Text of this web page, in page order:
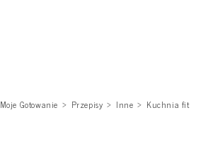
Moje Gotowanie Przepisy Inne Kuchnia fit